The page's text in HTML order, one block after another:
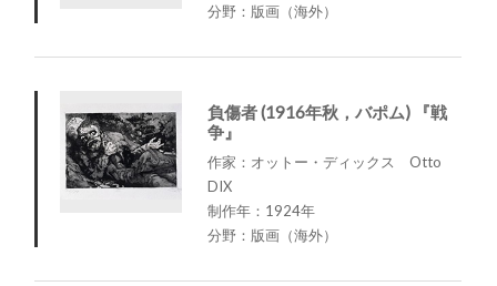
分野：版画（海外）
負傷者 (1916年秋，バポム) 『戦
争』
作家：オットー・ディックス Otto
DIX
制作年：1924年
分野：版画（海外）